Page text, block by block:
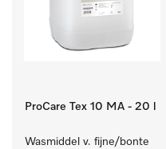
ProCare Tex 10 MA - 20 l
Wasmiddel v. fijne/bonte